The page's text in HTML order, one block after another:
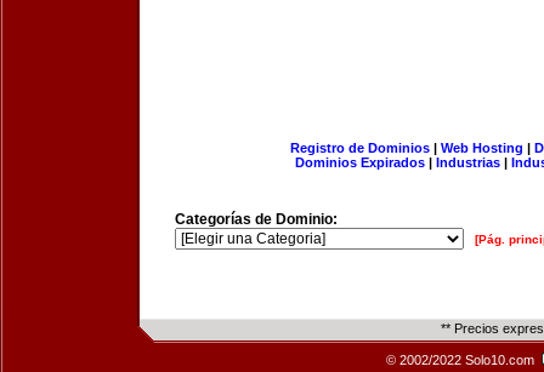
Registro de Dominios| Web Hosting |
Dominios Expirados | Industrias |
Categorías de Dominio:
[Pág.
** Precios
© 2002/2022 Solo10.com